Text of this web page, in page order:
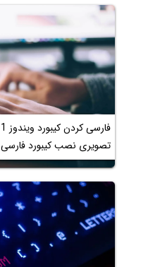
تصویری نصب کیبورد فارسی